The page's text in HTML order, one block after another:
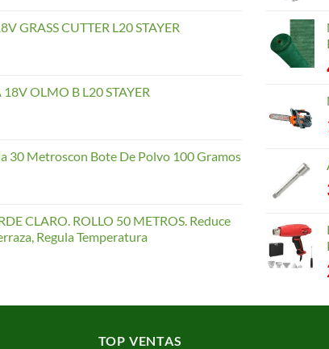
GRASS CUTTER L20 STAYER
OLMO B L20 STAYER
30 Metroscon Bote De Polvo 100 Gramos
CLARO. ROLLO 50 METROS. Reduce
Regula Temperatura
TOP VENTAS